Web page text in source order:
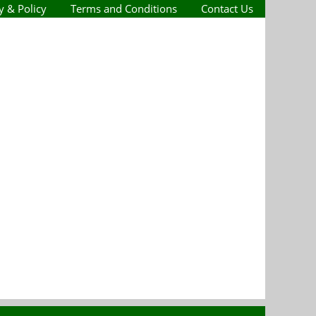
& Policy Terms and Conditions Contact Us